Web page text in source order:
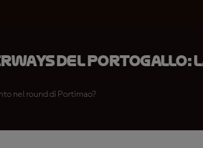
del Portogallo:
nel round di Portimao?